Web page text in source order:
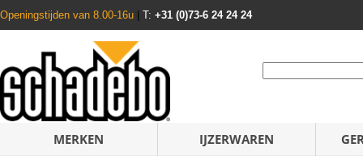
Openingstijden van 8.00-16u T: +31 (0)73-6 24 24 24
MERKEN IJZERWAREN